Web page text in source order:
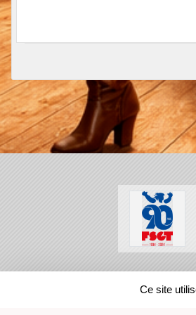
REGIONS
Ce site